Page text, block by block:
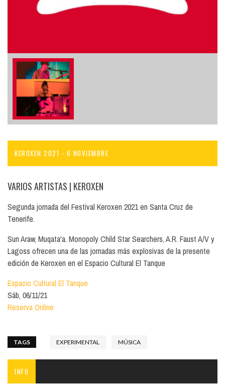
KEROXEN 2021 - 6 NOVIEMBRE
VARIOS ARTISTAS | KEROXEN
Segunda jornada del Festival Keroxen 2021 en Santa Cruz de
Tenerife.
Sun Araw, Muqata'a. Monopoly Child Star Searchers, A.R. Faust A/V y
Lagoss ofrecen una de las jornadas más explosivas de la presente
edición de Keroxen en el Espacio Cultural El Tanque
Espacio Cultural El Tanque
Sáb, 06/11/21
Reserva Online
TAGS EXPERIMENTAL MÚSICA
INFO